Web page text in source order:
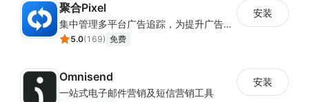
聚合Pixel
集中管理多平台广告追踪，为提升广告ROAS与转化率提供数据基础
5.0(169) 免费
安装
Omnisend
一站式电子邮件营销及短信营销工具
安装